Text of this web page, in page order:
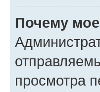
Почему
просмотра